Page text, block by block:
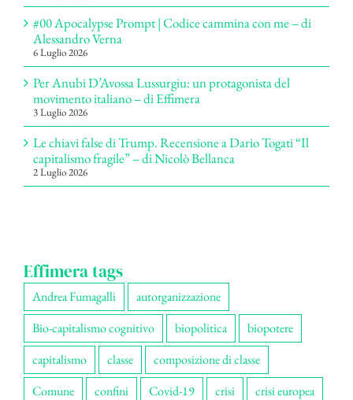
#00 Apocalypse Prompt | Codice cammina con me – di
Alessandro Verna
6 Luglio 2026
Per Anubi D’Avossa Lussurgiu: un protagonista del
movimento italiano – di Effimera
3 Luglio 2026
Le chiavi false di Trump. Recensione a Dario Togati “Il
capitalismo fragile” – di Nicolò Bellanca
2 Luglio 2026
Effimera tags
Andrea Fumagalli
autorganizzazione
Bio-capitalismo cognitivo
biopolitica
biopotere
capitalismo
classe
composizione di classe
Comune
confini Covid-19 crisi
crisi europea